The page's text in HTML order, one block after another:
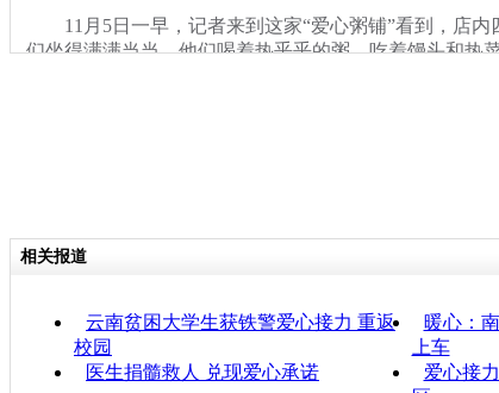
11月5日一早，记者来到这家“爱心粥铺”看到，店内
们坐得满满当当，他们喝着热乎乎的粥，吃着馒头和热
分类名称：热点新闻
相关报道
云南贫困大学生获铁警爱心接力 重返
校园
暖心：
上车
医生捐髓救人 兑现爱心承诺
爱心接